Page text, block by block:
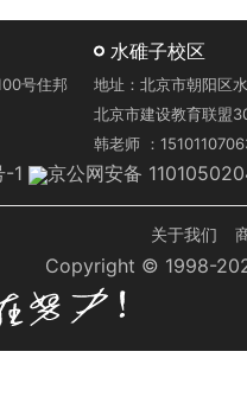
号住邦
水碓子校区
地址：北京市朝阳区
北京市建设教育联盟
韩老师 ：
-1 京公网安备
关于我们
Copyright © 1998-